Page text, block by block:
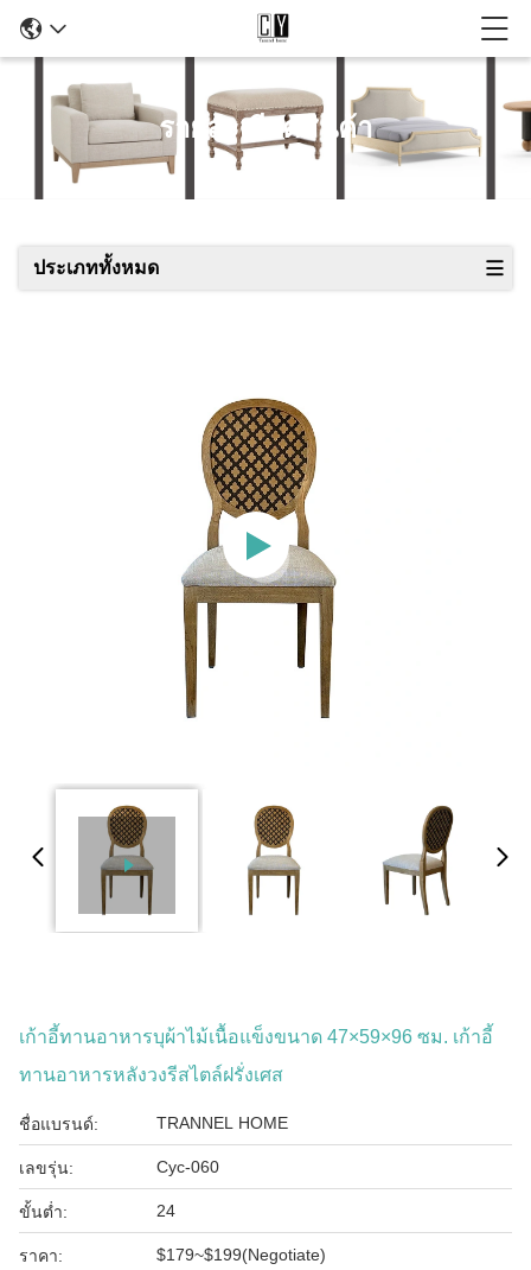
รายละเอียดสินค้า
ประเภททั้งหมด
เก้าอี้ทานอาหารบุผ้าไม้เนื้อแข็งขนาด 47×59×96 ซม. เก้าอี้
ทานอาหารหลังวงรีสไตล์ฝรั่งเศส
ชื่อแบรนด์: TRANNEL HOME
เลขรุ่น: Cyc-060
ขั้นต่ำ: 24
ราคา: $179~$199(Negotiate)